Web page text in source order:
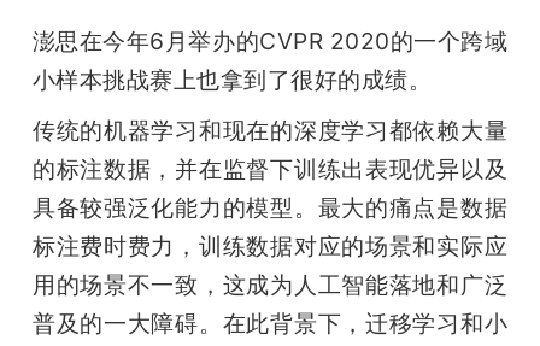
澎思在今年6月举办的CVPR 2020的一个跨域
小样本挑战赛上也拿到了很好的成绩。
传统的机器学习和现在的深度学习都依赖大量
的标注数据，并在监督下训练出表现优异以及
具备较强泛化能力的模型。最大的痛点是数据
标注费时费力，训练数据对应的场景和实际应
用的场景不一致，这成为人工智能落地和广泛
普及的一大障碍。在此背景下，迁移学习和小